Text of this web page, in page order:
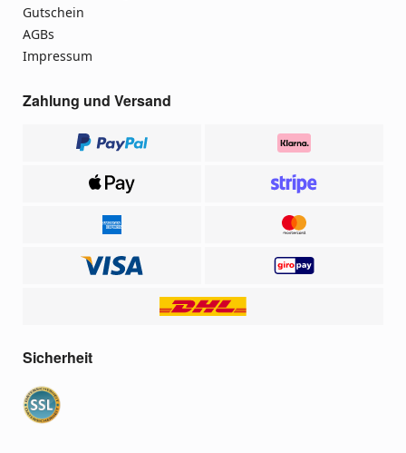
Gutschein
AGBs
Impressum
Zahlung und Versand
Sicherheit